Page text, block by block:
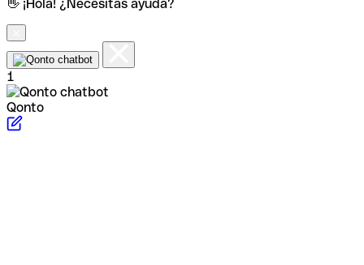
👋 ¡Hola! ¿Necesitas ayuda?
1
Qonto